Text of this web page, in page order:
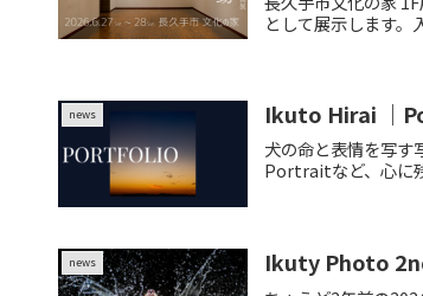
として展示します。
news Ikuto Hirai ｜
犬の命と表情を写
Portraitなど、心に
news Ikuty Photo